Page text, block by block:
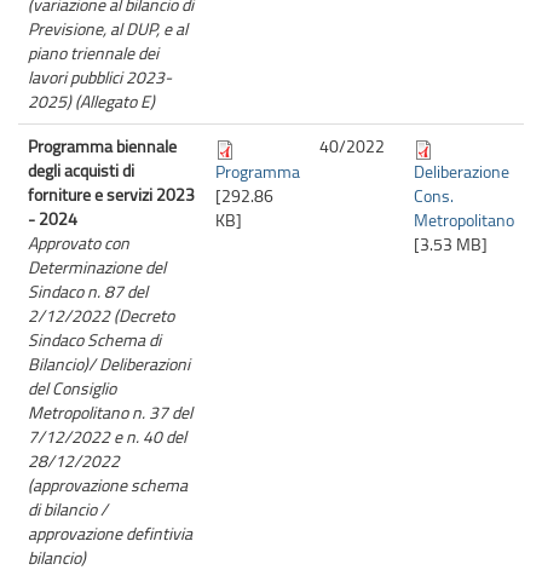
Previsione, al DUP, e al
piano triennale dei
lavori pubblici 2023-
2025) (Allegato E)
Programma biennale
degli acquisti di
forniture e servizi 2023
- 2024
Approvato con
Determinazione del
Sindaco n. 87 del
2/12/2022 (Decreto
Sindaco Schema di
Bilancio)/ Deliberazioni
del Consiglio
Metropolitano n. 37 del
7/12/2022 e n. 40 del
28/12/2022
(approvazione schema
di bilancio /
approvazione defintivia
bilancio)
Programma
[292.86
KB]
40/2022
Deliberazione
Cons.
Metropolitano
[3.53 MB]